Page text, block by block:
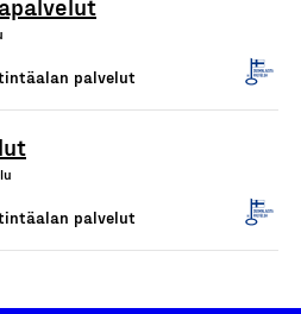
palvelut
palvelut